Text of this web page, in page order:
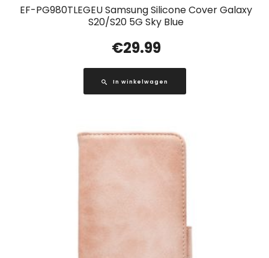
EF-PG980TLEGEU Samsung Silicone Cover Galaxy
S20/S20 5G Sky Blue
€29.99
In winkelwagen